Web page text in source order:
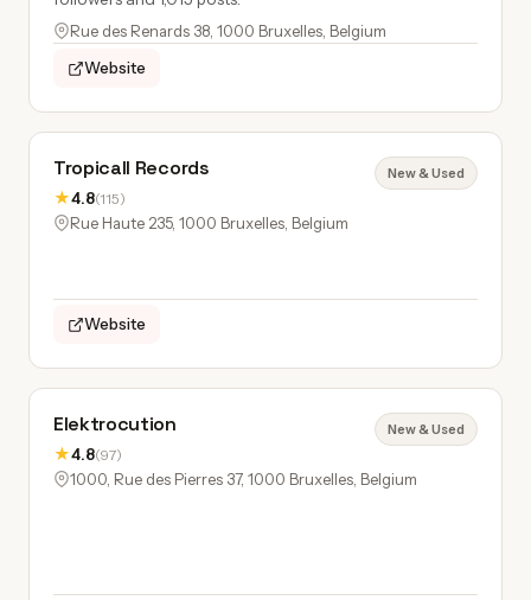
Rue des Renards 38, 1000 Bruxelles, Belgium
Website
Tropicall Records
★4.8(115)
New & Used
Rue Haute 235, 1000 Bruxelles, Belgium
Website
Elektrocution
★4.8(97)
New & Used
1000, Rue des Pierres 37, 1000 Bruxelles, Belgium